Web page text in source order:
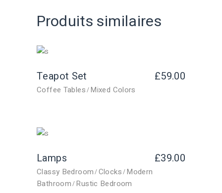
Produits similaires
Teapot Set £59.00
Coffee Tables Mixed Colors
Lamps £39.00
Classy Bedroom Clocks Modern
Bathroom Rustic Bedroom